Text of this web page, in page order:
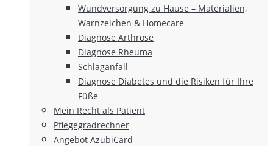
Wundversorgung zu Hause – Materialien,
Warnzeichen & Homecare
Diagnose Arthrose
Diagnose Rheuma
Schlaganfall
Diagnose Diabetes und die Risiken für Ihre
Füße
Mein Recht als Patient
Pflegegradrechner
Angebot AzubiCard